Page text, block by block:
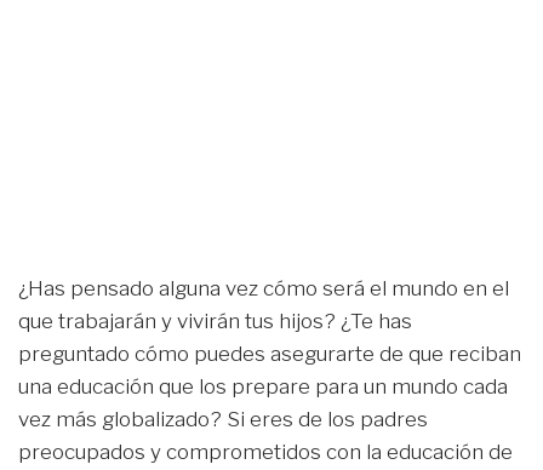
¿Has pensado alguna vez cómo será el mundo en el
que trabajarán y vivirán tus hijos? ¿Te has
preguntado cómo puedes asegurarte de que reciban
una educación que los prepare para un mundo cada
vez más globalizado? Si eres de los padres
preocupados y comprometidos con la educación de